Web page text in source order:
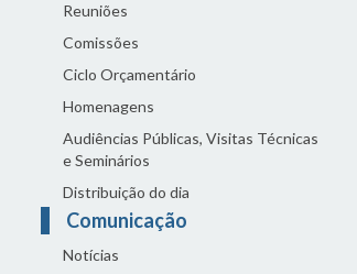
Reuniões
Comissões
Ciclo Orçamentário
Homenagens
Audiências Públicas, Visitas Técnicas
e Seminários
Distribuição do dia
Comunicação
Notícias